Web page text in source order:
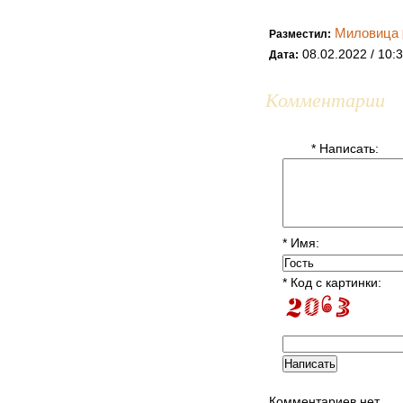
Разместил: Миловица
Дата: 08.02.2022 /
Комментарии
* Написать:
* Имя:
* Код с картинки: